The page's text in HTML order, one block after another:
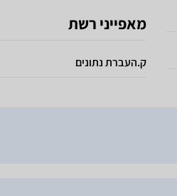
מאפייני רשת
ק.העברת נתונים